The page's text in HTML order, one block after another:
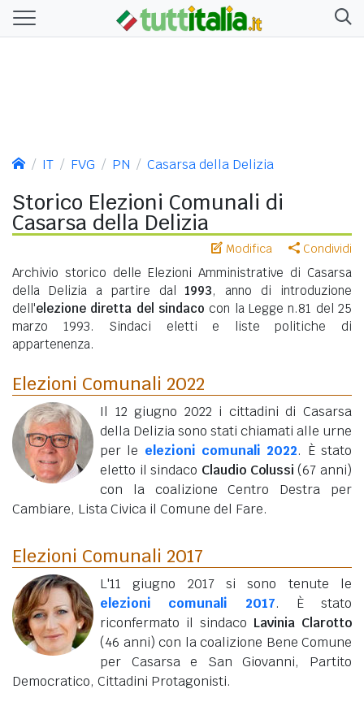
IT FVG PN Casarsa della Delizia
Storico Elezioni Comunali di
Casarsa della Delizia
Modifica Condividi
Archivio storico delle Elezioni Amministrative di Casarsa
della Delizia a partire dal1993, anno di introduzione
dell'elezione diretta del sindaco con la Legge n.81 del 25
marzo 1993. Sindaci eletti e liste politiche di
appartenenza.
Elezioni Comunali 2022
Il 12 giugno 2022 i cittadini di Casarsa
della Delizia sono stati chiamati alle urne
per le elezioni comunali 2022. È stato
eletto il sindaco Claudio Colussi (67 anni)
con la coalizione Centro Destra per
Cambiare, Lista Civica il Comune del Fare.
Elezioni Comunali 2017
L'11 giugno 2017 si sono tenute le
elezioni comunali 2017. È stato
riconfermato il sindaco Lavinia Clarotto
(46 anni) con la coalizione Bene Comune
per Casarsa e San Giovanni, Partito
Democratico, Cittadini Protagonisti.